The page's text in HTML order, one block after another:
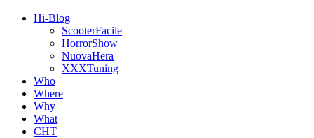
Hi-Blog
ScooterFacile
HorrorShow
NuovaHera
XXXTuning
Who
Where
Why
What
CHT